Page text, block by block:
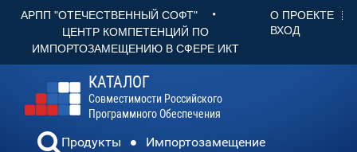
АРПП "ОТЕЧЕСТВЕННЫЙ СОФТ" •
ЦЕНТР КОМПЕТЕНЦИЙ ПО
ИМПОРТОЗАМЕЩЕНИЮ В СФЕРЕ ИКТ
О ПРОЕКТЕ
ВХОД
КАТАЛОГ
Совместимости Российского
Программного Обеспечения
Продукты Импортозамещение